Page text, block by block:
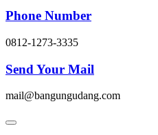
Phone Number
0812-1273-3335
Send Your Mail
mail@bangungudang.com